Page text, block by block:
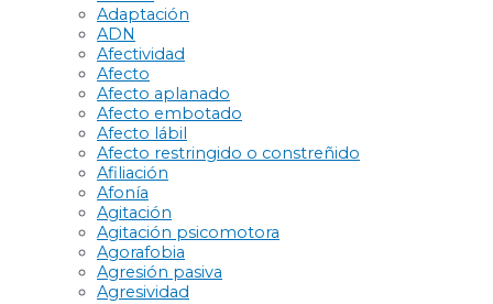
Adaptación
ADN
Afectividad
Afecto
Afecto aplanado
Afecto embotado
Afecto lábil
Afecto restringido o constreñido
Afiliación
Afonía
Agitación
Agitación psicomotora
Agorafobia
Agresión pasiva
Agresividad